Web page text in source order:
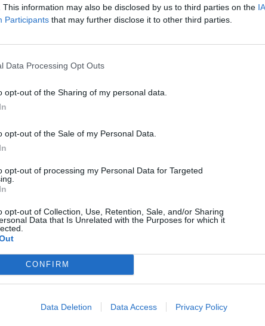
This information may also be disclosed by us to third parties on the
Participants that may further disclose it to other third parties.
Data Processing Opt Outs
opt-out of the Sharing of my personal data.
opt-out of the Sale of my Personal Data.
opt-out of processing my Personal Data for Targeted
opt-out of Collection, Use, Retention, Sale, and/or Sharing
Data that Is Unrelated with the Purposes for which it
CONFIRM
Data Deletion Data Access Privacy Policy
per un importo complessivo di 1.408.998 euro (dati
IMPORTO AGGIUDICATO
290.000 euro
400.000 euro
9.595 euro
15.000 euro
9.900 euro